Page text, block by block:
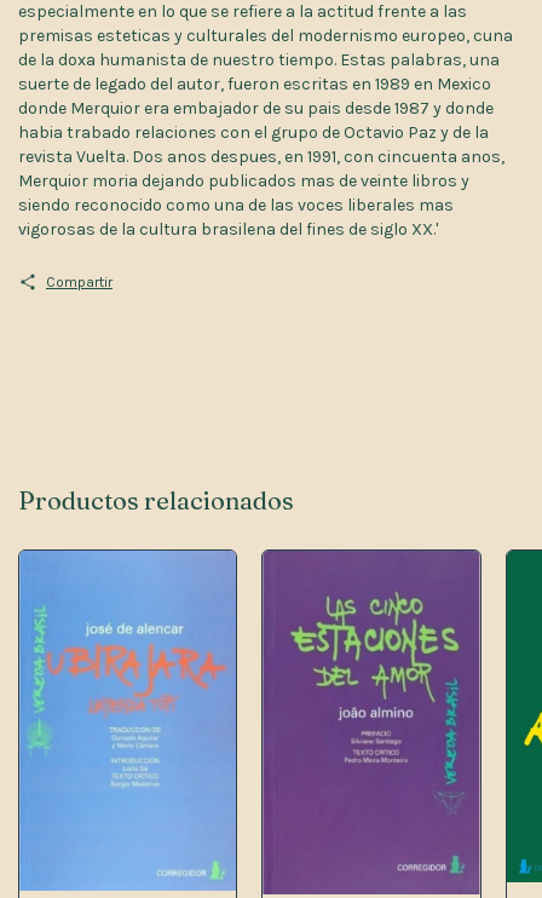
especialmente en lo que se refiere a la actitud frente a las
premisas esteticas y culturales del modernismo europeo, cuna
de la doxa humanista de nuestro tiempo. Estas palabras, una
suerte de legado del autor, fueron escritas en 1989 en Mexico
donde Merquior era embajador de su pais desde 1987 y donde
habia trabado relaciones con el grupo de Octavio Paz y de la
revista Vuelta. Dos anos despues, en 1991, con cincuenta anos,
Merquior moria dejando publicados mas de veinte libros y
siendo reconocido como una de las voces liberales mas
vigorosas de la cultura brasilena del fines de siglo XX.'
Compartir
Productos relacionados